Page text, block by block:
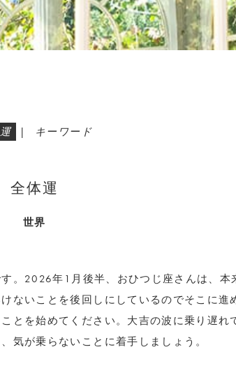
| キーワード
全体運
世界
。2026年1月後半、おひつじ座さんは、本
ないことを後回しにしているのでそこに進
とを始めてください。大吉の波に乗り遅れ
気が乗らないことに着手しましょう。